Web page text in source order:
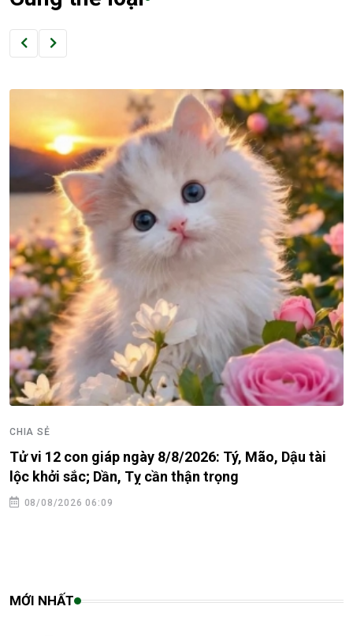
CHIA SẺ
Tử vi 12 con giáp ngày 8/8/2026: Tý, Mão, Dậu tài
lộc khởi sắc; Dần, Tỵ cần thận trọng
08/08/2026 06:09
MỚI NHẤT